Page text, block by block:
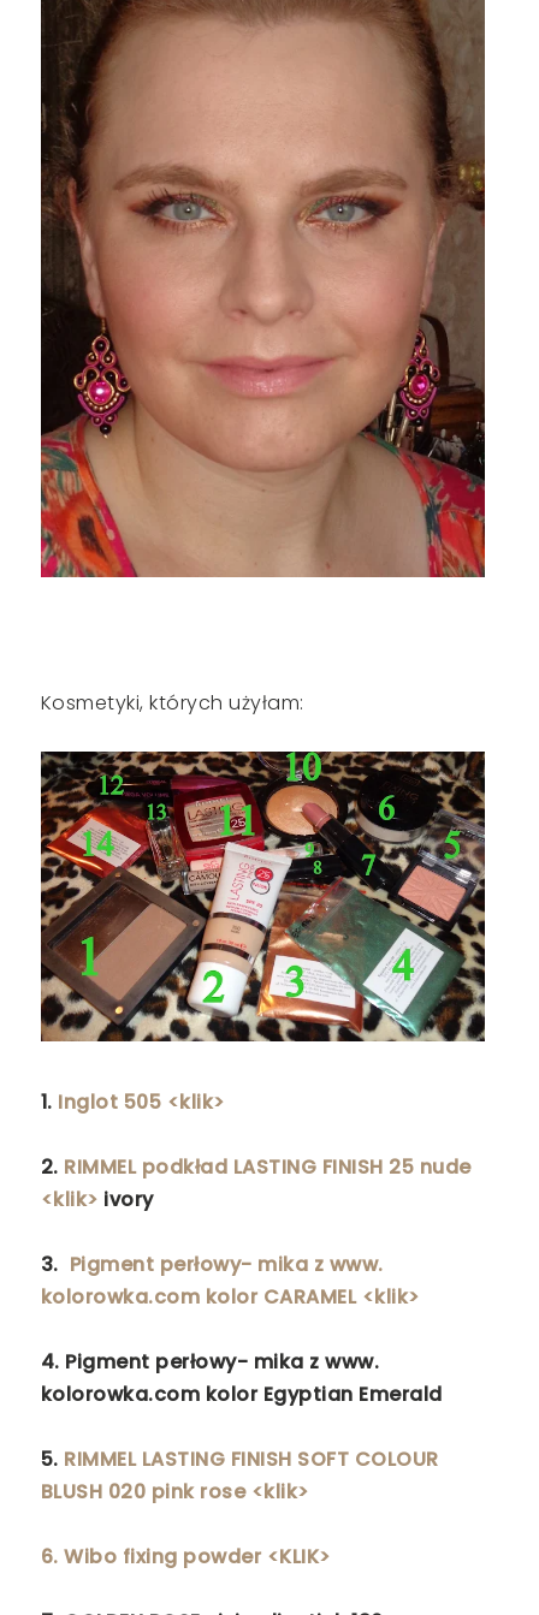
Kosmetyki, których użyłam:
1. Inglot 505 <klik>
2. RIMMEL podkład LASTING FINISH 25 nude
<klik> ivory
3. Pigment perłowy- mika z www.
kolorowka.com kolor CARAMEL <klik>
4. Pigment perłowy- mika z www.
kolorowka.com kolor Egyptian Emerald
5. RIMMEL LASTING FINISH SOFT COLOUR
BLUSH 020 pink rose <klik>
6. Wibo fixing powder <KLIK>